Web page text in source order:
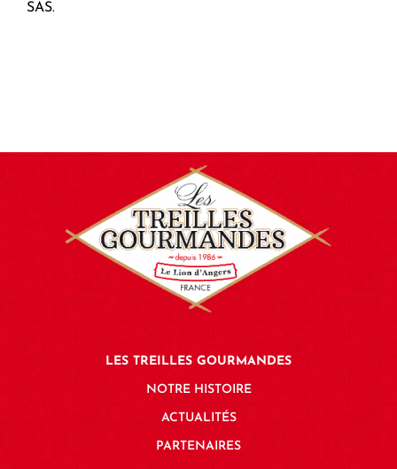
SAS.
LES TREILLES GOURMANDES
NOTRE HISTOIRE
ACTUALITÉS
PARTENAIRES